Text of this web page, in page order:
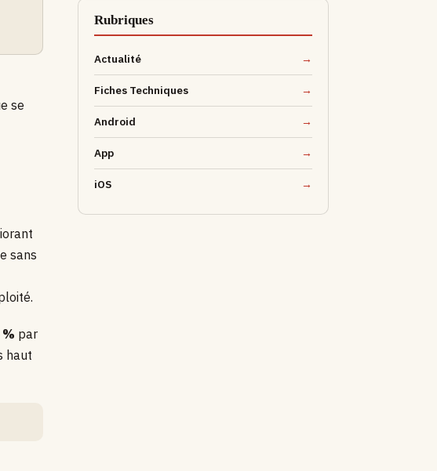
se
sans
par
haut
Rubriques
Actualité
Fiches Techniques
Android
App
iOS